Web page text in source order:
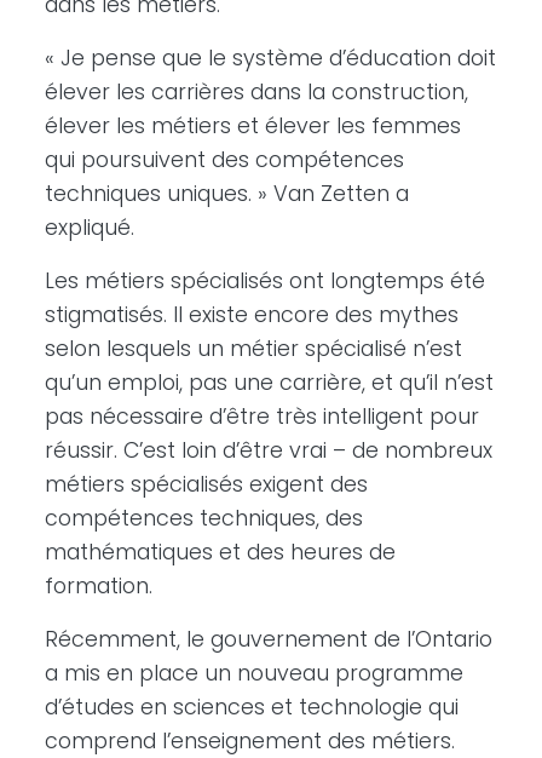
« Je pense que le système d’éducation doit
élever les carrières dans la construction,
élever les métiers et élever les femmes
qui poursuivent des compétences
techniques uniques. » Van Zetten a
expliqué.
Les métiers spécialisés ont longtemps été
stigmatisés. Il existe encore des mythes
selon lesquels un métier spécialisé n’est
qu’un emploi, pas une carrière, et qu’il n’est
pas nécessaire d’être très intelligent pour
réussir. C’est loin d’être vrai – de nombreux
métiers spécialisés exigent des
compétences techniques, des
mathématiques et des heures de
formation.
Récemment, le gouvernement de l’Ontario
a mis en place un nouveau programme
d’études en sciences et technologie qui
comprend l’enseignement des métiers.